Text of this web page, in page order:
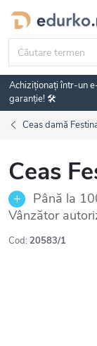
Treci
conținut
Achiziționați într-un
garanție! 🛠️
Ceas damă
Ceas
Până la
Vânzător
Cod: 20583/1